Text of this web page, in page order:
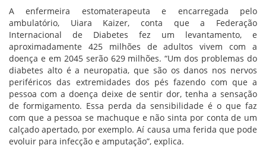
A enfermeira estomaterapeuta e encarregada pelo
ambulatório, Uiara Kaizer, conta que a Federação
Internacional de Diabetes fez um levantamento, e
aproximadamente 425 milhões de adultos vivem com a
doença e em 2045 serão 629 milhões. “Um dos problemas do
diabetes alto é a neuropatia, que são os danos nos nervos
periféricos das extremidades dos pés fazendo com que a
pessoa com a doença deixe de sentir dor, tenha a sensação
de formigamento. Essa perda da sensibilidade é o que faz
com que a pessoa se machuque e não sinta por conta de um
calçado apertado, por exemplo. Aí causa uma ferida que pode
evoluir para infecção e amputação”, explica.